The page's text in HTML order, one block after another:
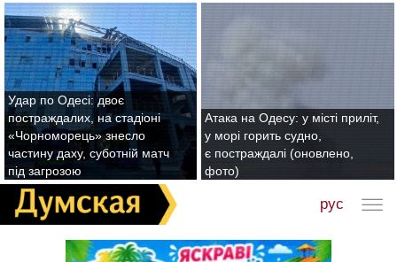
Удар по Одесі: двоє
постраждалих, на стадіоні
«Чорноморець» знесло
частину даху, суботній матч
під загрозою
Атака на Одесу: у місті приліт,
у морі горить судно,
є постраждалі (оновлено,
фото)
рус